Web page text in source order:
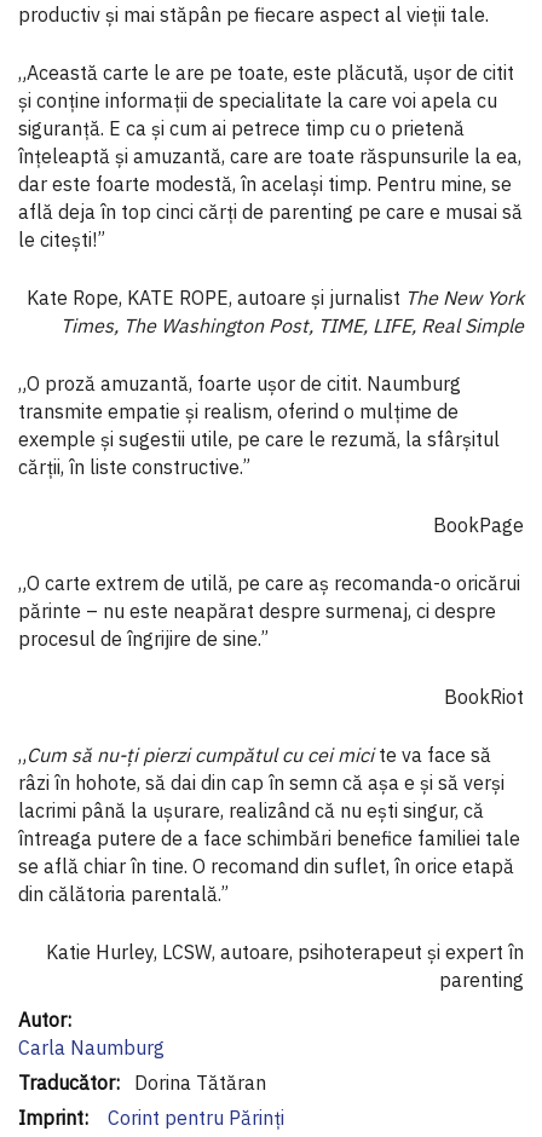
productiv și mai stăpân pe fiecare aspect al vieții tale.
„Această carte le are pe toate, este plăcută, ușor de citit
și conține informații de specialitate la care voi apela cu
siguranță. E ca și cum ai petrece timp cu o prietenă
înțeleaptă și amuzantă, care are toate răspunsurile la ea,
dar este foarte modestă, în același timp. Pentru mine, se
află deja în top cinci cărți de parenting pe care e musai să
le citești!”
Kate Rope, KATE ROPE, autoare și jurnalist The New York
Times, The Washington Post, TIME, LIFE, Real Simple
„O proză amuzantă, foarte ușor de citit. Naumburg
transmite empatie și realism, oferind o mulțime de
exemple și sugestii utile, pe care le rezumă, la sfârșitul
cărții, în liste constructive.”
BookPage
„O carte extrem de utilă, pe care aș recomanda-o oricărui
părinte – nu este neapărat despre surmenaj, ci despre
procesul de îngrijire de sine.”
BookRiot
„Cum să nu-ți pierzi cumpătul cu cei micite va face să
râzi în hohote, să dai din cap în semn că așa e și să verși
lacrimi până la ușurare, realizând că nu ești singur, că
întreaga putere de a face schimbări benefice familiei tale
se află chiar în tine. O recomand din suflet, în orice etapă
din călătoria parentală.”
Katie Hurley, LCSW, autoare, psihoterapeut și expert în
parenting
Informaţii
suplimentare
Carla Naumburg
Dorina Tătăran
Corint pentru Părinți